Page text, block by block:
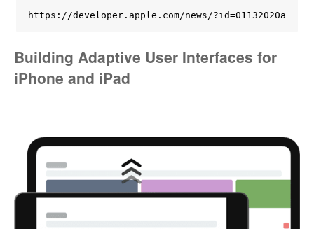
https://developer.apple.com/news/?id=01132020a
Building Adaptive User Interfaces for
iPhone and iPad